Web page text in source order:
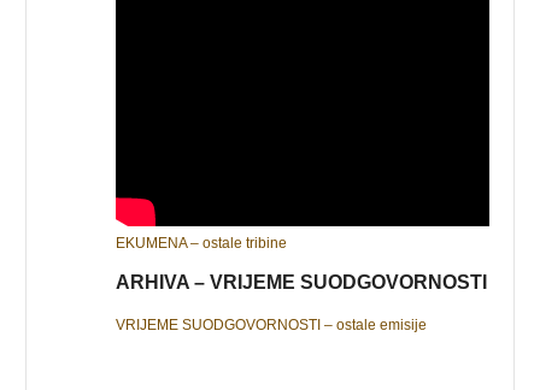
EKUMENA – ostale tribine
ARHIVA – VRIJEME SUODGOVORNOSTI
VRIJEME SUODGOVORNOSTI – ostale emisije